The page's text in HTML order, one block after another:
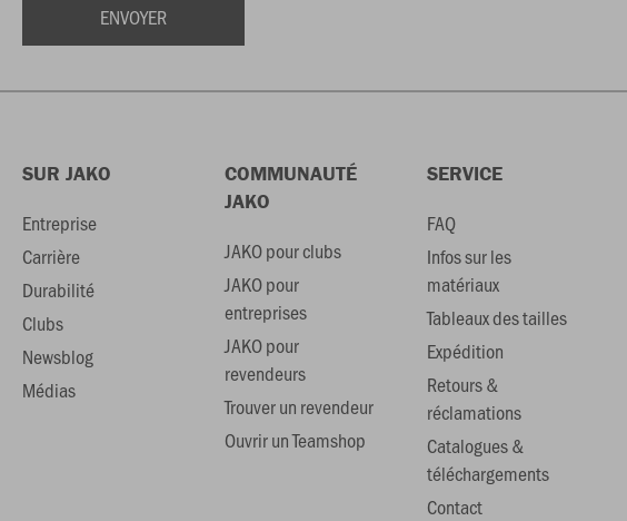
SUR JAKO
Entreprise
Carrière
Durabilité
Clubs
Newsblog
Médias
COMMUNAUTÉ
JAKO
JAKO pour clubs
JAKO pour
entreprises
JAKO pour
revendeurs
Trouver un revendeur
Ouvrir un Teamshop
SERVICE
FAQ
Infos sur les
matériaux
Tableaux des tailles
Expédition
Retours &
réclamations
Catalogues &
téléchargements
Contact